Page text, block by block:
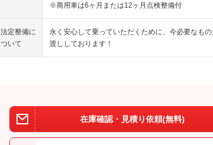
※商用車は6ヶ月または12ヶ月点検整備付
法定整備に
ついて
永く安心して乗っていただくために、今必要なも
渡ししております！
在庫確認・見積り依頼(無料)